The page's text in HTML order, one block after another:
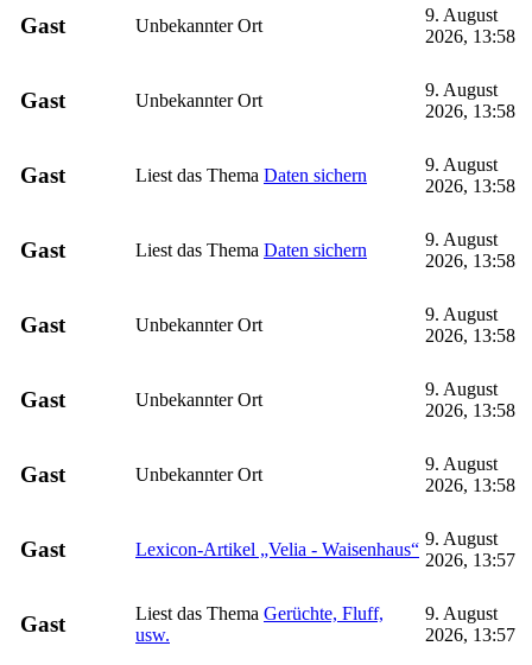
Gast Unbekannter Ort
9. August
2026, 13:58
Gast Unbekannter Ort
9. August
2026, 13:58
Gast Liest das Thema Daten sichern
9. August
2026, 13:58
Gast Liest das Thema Daten sichern
9. August
2026, 13:58
Gast Unbekannter Ort
9. August
2026, 13:58
Gast Unbekannter Ort
9. August
2026, 13:58
Gast Unbekannter Ort
9. August
2026, 13:58
Gast Lexicon-Artikel „Velia - Waisenhaus“
9. August
2026, 13:57
Gast Liest das Thema Gerüchte, Fluff,
usw.
9. August
2026, 13:57